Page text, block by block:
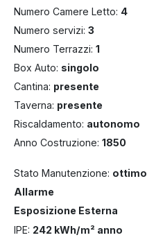
Numero Camere Letto: 4
Numero servizi: 3
Numero Terrazzi: 1
Box Auto: singolo
Cantina: presente
Taverna: presente
Riscaldamento: autonomo
Anno Costruzione: 1850
Stato Manutenzione: ottimo
Allarme
Esposizione Esterna
IPE: 242 kWh/m² anno